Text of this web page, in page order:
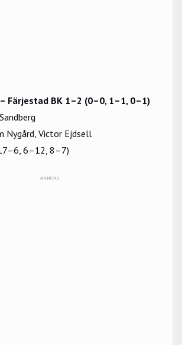
Färjestad BK 1–2 (0–0, 1–1, 0–1)
Nygård, Victor Ejdsell
6–12, 8–7)